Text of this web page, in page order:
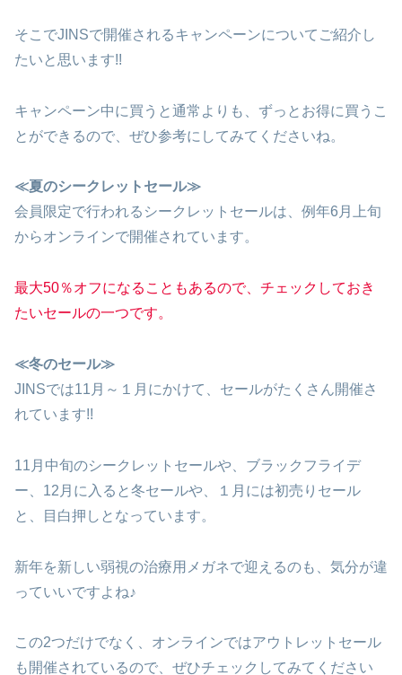
そこでJINSで開催されるキャンペーンについてご紹介し
たいと思います!!
キャンペーン中に買うと通常よりも、ずっとお得に買うこ
とができるので、ぜひ参考にしてみてくださいね。
≪夏のシークレットセール≫
会員限定で行われるシークレットセールは、例年6月上旬
からオンラインで開催されています。
最大50％オフになることもあるので、チェックしておき
たいセールの一つです。
≪冬のセール≫
JINSでは11月～１月にかけて、セールがたくさん開催さ
れています!!
11月中旬のシークレットセールや、ブラックフライデ
ー、12月に入ると冬セールや、１月には初売りセール
と、目白押しとなっています。
新年を新しい弱視の治療用メガネで迎えるのも、気分が違
っていいですよね♪
この2つだけでなく、オンラインではアウトレットセール
も開催されているので、ぜひチェックしてみてください